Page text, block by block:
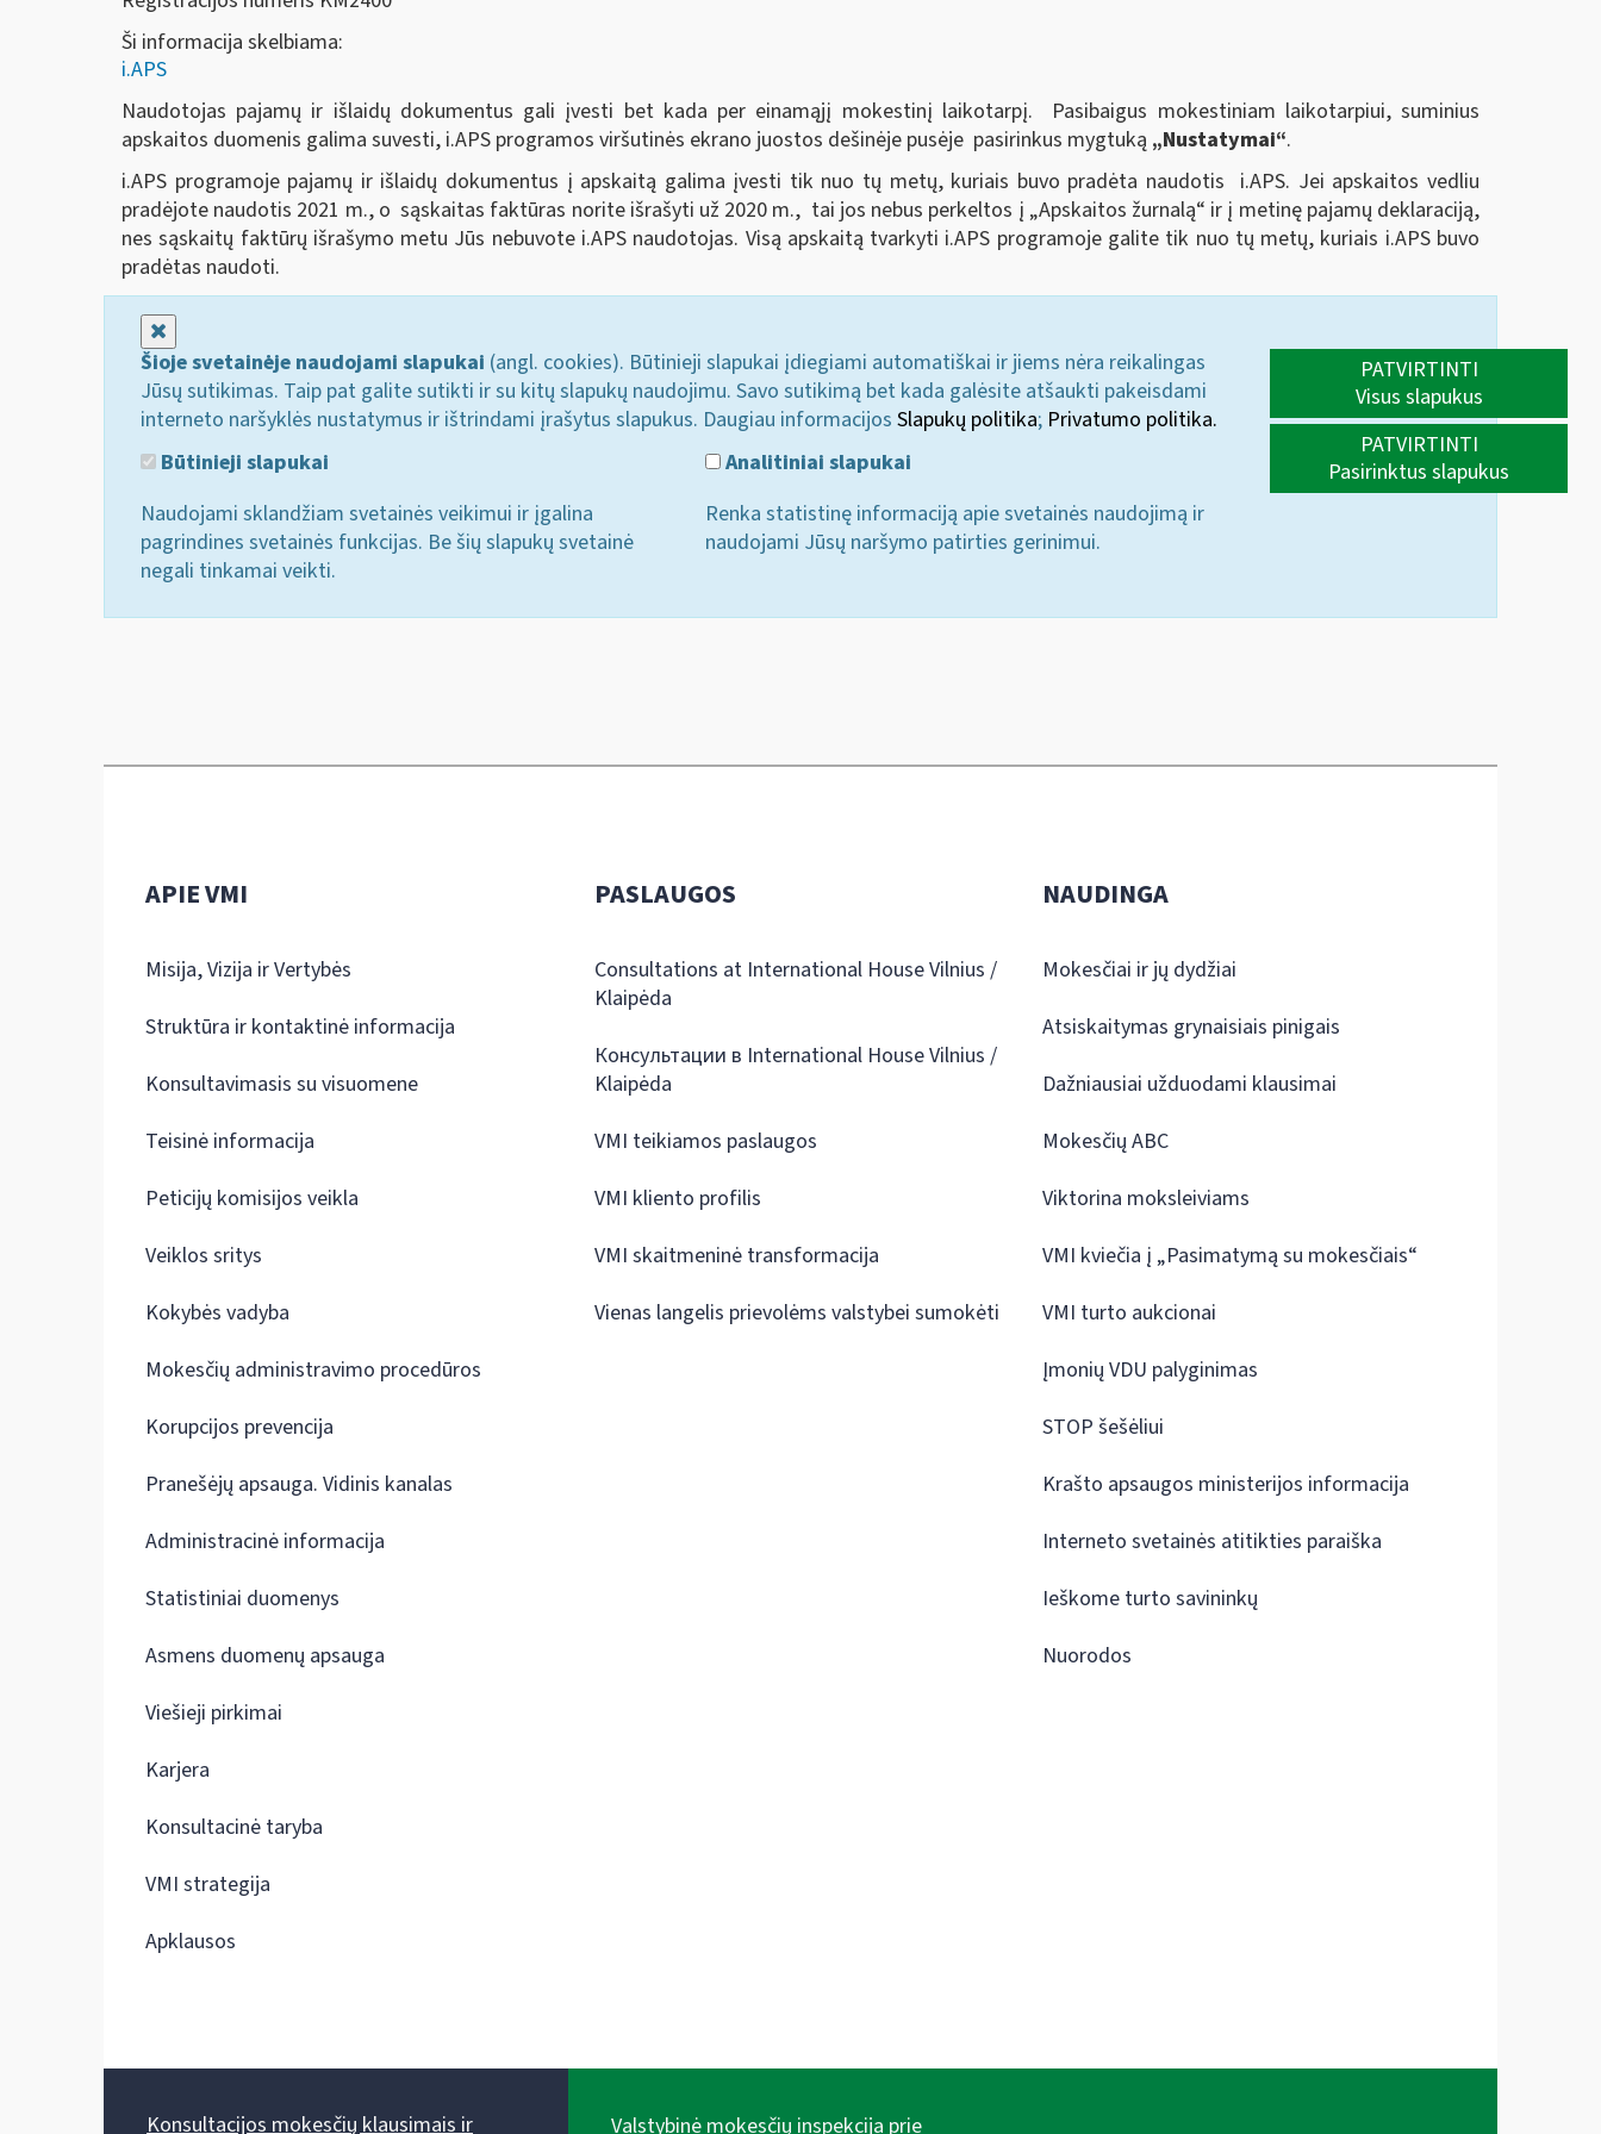
Ši informacija skelbiama:
i.APS
Naudotojas pajamų ir išlaidų dokumentus gali įvesti bet kada per einamąjį mokestinį laikotarpį. Pasibaigus mokestiniam laikotarpiui, suminius
apskaitos duomenis galima suvesti, i.APS programos viršutinės ekrano juostos dešinėje pusėje pasirinkus mygtuką „Nustatymai“.
i.APS programoje pajamų ir išlaidų dokumentus į apskaitą galima įvesti tik nuo tų metų, kuriais buvo pradėta naudotis i.APS. Jei apskaitos vedliu
pradėjote naudotis 2021 m., o sąskaitas faktūras norite išrašyti už 2020 m., tai jos nebus perkeltos į „Apskaitos žurnalą“ ir į metinę pajamų deklaraciją,
nes sąskaitų faktūrų išrašymo metu Jūs nebuvote i.APS naudotojas. Visą apskaitą tvarkyti i.APS programoje galite tik nuo tų metų, kuriais i.APS buvo
pradėtas naudoti.
Šioje svetainėje naudojami slapukai (angl. cookies). Būtinieji slapukai įdiegiami automatiškai ir jiems nėra reikalingas
Jūsų sutikimas. Taip pat galite sutikti ir su kitų slapukų naudojimu. Savo sutikimą bet kada galėsite atšaukti pakeisdami
interneto naršyklės nustatymus ir ištrindami įrašytus slapukus. Daugiau informacijos Slapukų politika; Privatumo politika.
Būtinieji slapukai
Naudojami sklandžiam svetainės veikimui ir įgalina
pagrindines svetainės funkcijas. Be šių slapukų svetainė
negali tinkamai veikti.
Analitiniai slapukai
Renka statistinę informaciją apie svetainės naudojimą ir
naudojami Jūsų naršymo patirties gerinimui.
PATVIRTINTI
Visus slapukus
PATVIRTINTI
Pasirinktus slapukus
APIE VMI
Misija, Vizija ir Vertybės
Struktūra ir kontaktinė informacija
Konsultavimasis su visuomene
Teisinė informacija
Peticijų komisijos veikla
Veiklos sritys
Kokybės vadyba
Mokesčių administravimo procedūros
Korupcijos prevencija
Pranešėjų apsauga. Vidinis kanalas
Administracinė informacija
Statistiniai duomenys
Asmens duomenų apsauga
Viešieji pirkimai
Karjera
Konsultacinė taryba
VMI strategija
Apklausos
PASLAUGOS
Consultations at International House Vilnius /
Klaipėda
Консультации в International House Vilnius /
Klaipėda
VMI teikiamos paslaugos
VMI kliento profilis
VMI skaitmeninė transformacija
Vienas langelis prievolėms valstybei sumokėti
NAUDINGA
Mokesčiai ir jų dydžiai
Atsiskaitymas grynaisiais pinigais
Dažniausiai užduodami klausimai
Mokesčių ABC
Viktorina moksleiviams
VMI kviečia į „Pasimatymą su mokesčiais“
VMI turto aukcionai
Įmonių VDU palyginimas
STOP šešėliui
Krašto apsaugos ministerijos informacija
Interneto svetainės atitikties paraiška
Ieškome turto savininkų
Nuorodos
Konsultacijos mokesčių klausimais ir Valstybinė mokesčių inspekcija prie